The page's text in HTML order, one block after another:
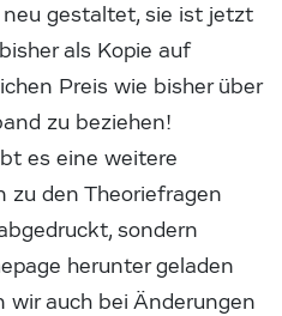
gestaltet, sie ist jetzt
als Kopie auf
Preis wie bisher über
zu beziehen!
es eine weitere
zu den Theoriefragen
sondern
herunter geladen
wir auch bei Änderungen